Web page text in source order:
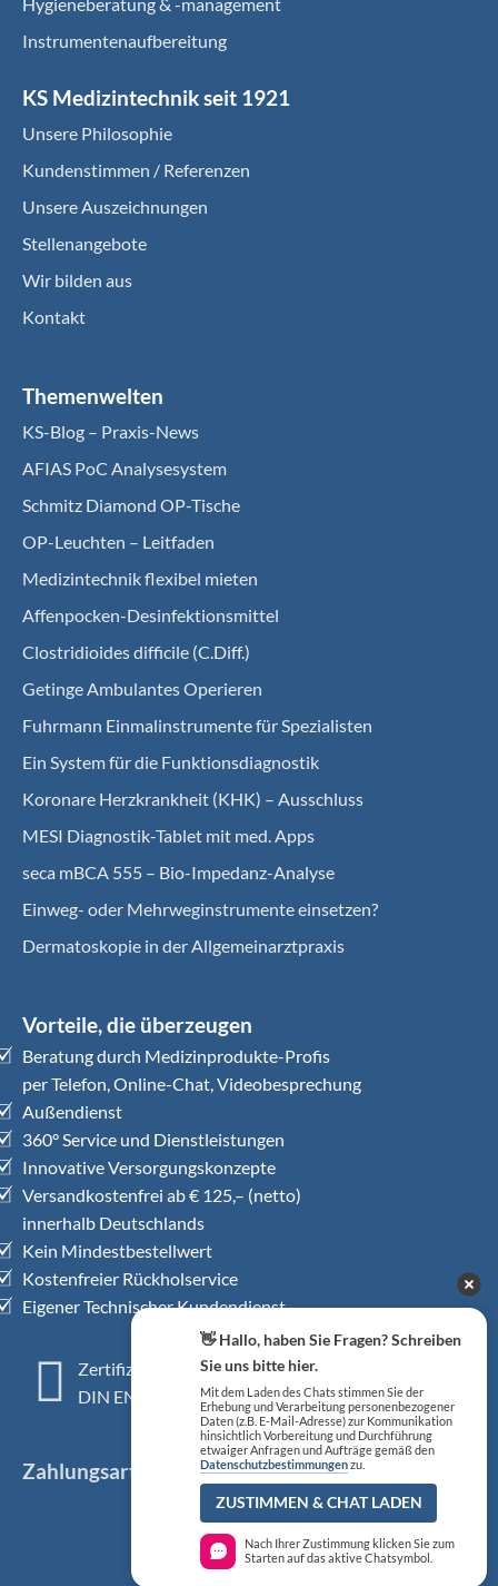
Instrumentenaufbereitung
KS Medizintechnik seit 1921
Unsere Philosophie
Kundenstimmen / Referenzen
Unsere Auszeichnungen
Stellenangebote
Wir bilden aus
Kontakt
Themenwelten
KS-Blog – Praxis-News
AFIAS PoC Analysesystem
Schmitz Diamond OP-Tische
OP-Leuchten – Leitfaden
Medizintechnik flexibel mieten
Affenpocken-Desinfektionsmittel
Clostridioides difficile (C.Diff.)
Getinge Ambulantes Operieren
Fuhrmann Einmalinstrumente für Spezialisten
Ein System für die Funktionsdiagnostik
Koro­nare Herz­krank­heit (KHK) – Ausschluss
MESI Diagnostik-Tablet mit med. Apps
seca mBCA 555 – Bio-Impedanz-Analyse
Einweg- oder Mehrweginstrumente einsetzen?
Dermatoskopie in der Allgemeinarztpraxis
Vorteile, die überzeugen
Beratung durch Medizinprodukte-Profis
per Telefon, Online-Chat, Videobesprechung
Außendienst
360° Service und Dienstleistungen
Innovative Versorgungskonzepte
Versandkostenfrei ab € 125,– (netto)
innerhalb Deutschlands
Kein Mindestbestellwert
Kostenfreier Rückholservice
Eigener Technischer Kundendienst
Zertifiziertes QM-System
DIN EN ISO 13485
Zahlungsarten
👋 Hallo, haben Sie Fragen? Schreiben
Sie uns bitte hier.
Mit dem Laden des Chats stimmen Sie der
Erhebung und Verarbeitung personenbezogener
Daten (z.B. E-Mail-Adresse) zur Kommunikation
hinsichtlich Vorbereitung und Durchführung
etwaiger Anfragen und Aufträge gemäß den
Datenschutzbestimmungenzu.
ZUSTIMMEN & CHAT LADEN
Nach Ihrer Zustimmung klicken Sie zum
Starten auf das aktive Chatsymbol.